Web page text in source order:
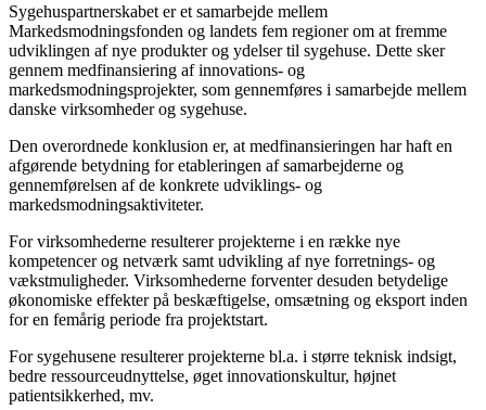
Sygehuspartnerskabet er et samarbejde mellem
Markedsmodningsfonden og landets fem regioner om at fremme
udviklingen af nye produkter og ydelser til sygehuse. Dette sker
gennem medfinansiering af innovations- og
markedsmodningsprojekter, som gennemføres i samarbejde mellem
danske virksomheder og sygehuse.
Den overordnede konklusion er, at medfinansieringen har haft en
afgørende betydning for etableringen af samarbejderne og
gennemførelsen af de konkrete udviklings- og
markedsmodningsaktiviteter.
For virksomhederne resulterer projekterne i en række nye
kompetencer og netværk samt udvikling af nye forretnings- og
vækstmuligheder. Virksomhederne forventer desuden betydelige
økonomiske effekter på beskæftigelse, omsætning og eksport inden
for en femårig periode fra projektstart.
For sygehusene resulterer projekterne bl.a. i større teknisk indsigt,
bedre ressourceudnyttelse, øget innovationskultur, højnet
patientsikkerhed, mv.